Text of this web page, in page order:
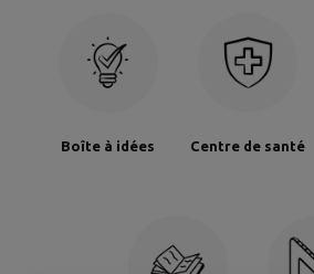
Boîte à idées Centre de santé